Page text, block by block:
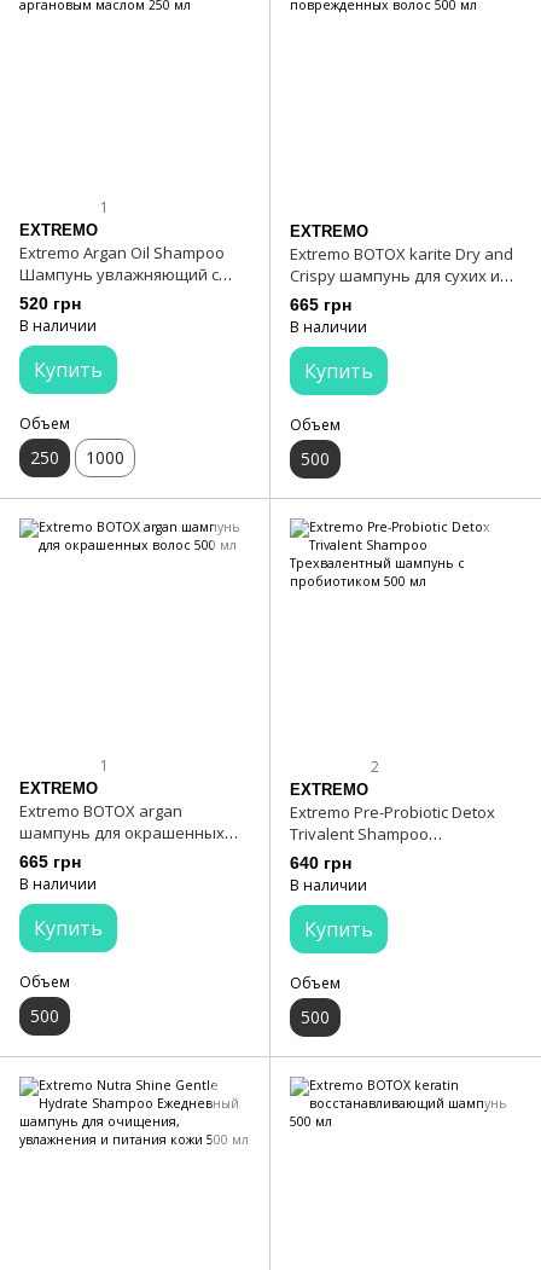
1
EXTREMO
Extremo Argan Oil Shampoo
Шампунь увлажняющий с
аргановым маслом 250 мл
520 грн
В наличии
Купить
Объем
250 1000
EXTREMO
Extremo BOTOX karite Dry and
Crispy шампунь для сухих и
поврежденных волос 500 мл
665 грн
В наличии
Купить
Объем
500
1
EXTREMO
Extremo BOTOX argan
шампунь для окрашенных
волос 500 мл
665 грн
В наличии
Купить
Объем
500
2
EXTREMO
Extremo Pre-Probiotic Detox
Trivalent Shampoo
Трехвалентный шампунь с
пробиотиком 500 мл
640 грн
В наличии
Купить
Объем
500